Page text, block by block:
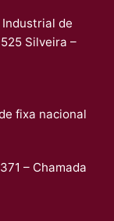
Industrial de
Silveira –
fixa nacional
– Chamada